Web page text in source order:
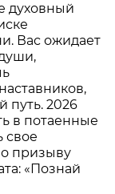
духовный
Вас ожидает
путь. 2026
в потаенные
свое
призыву
«Познай